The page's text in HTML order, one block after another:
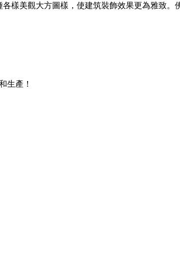
樣美觀大方圖樣，使建筑裝飾效果更為雅致。
生產！